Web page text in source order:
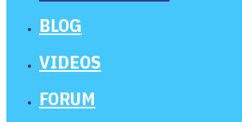
BLOG
VIDE­OS
FORUM